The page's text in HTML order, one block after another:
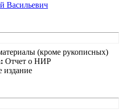
Васильевич
(кроме рукописных)
Отчет о НИР
издание